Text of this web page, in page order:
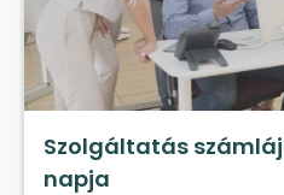
Szolgáltatás
napja